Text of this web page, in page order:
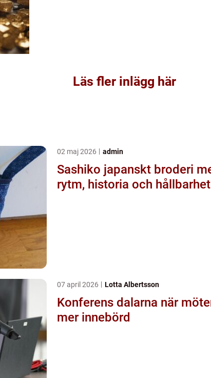
Läs fler inlägg här
02 maj 2026 admin
Sashiko japanskt broderi med
rytm, historia och hållbarhet
07 april 2026 Lotta Albertsson
Konferens dalarna när möten får
mer innebörd